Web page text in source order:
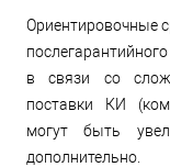
Ориентировочные
в связи со
поставки КИ
могут быть
дополнительно.